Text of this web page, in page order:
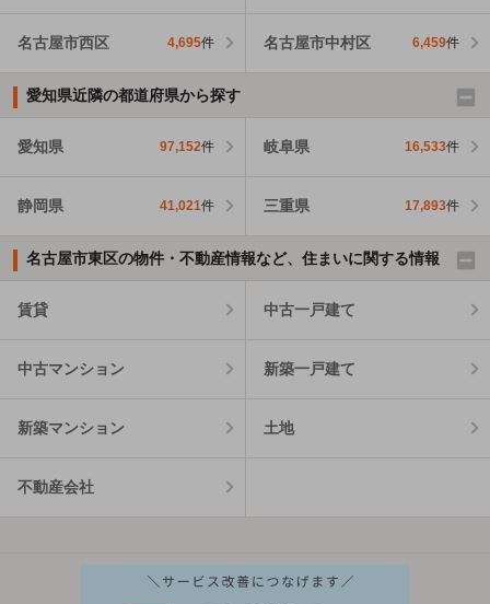
名古屋市西区 4,695件 名古屋市中村区 6,459件
愛知県近隣の都道府県から探す
愛知県 97,152件 岐阜県 16,533件
静岡県 41,021件 三重県 17,893件
名古屋市東区の物件・不動産情報など、住まいに関する情報
賃貸 中古一戸建て
中古マンション 新築一戸建て
新築マンション 土地
不動産会社